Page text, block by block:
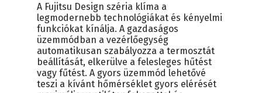
A Fujitsu Design széria klíma a
legmodernebb technológiákat és kényelmi
funkciókat kínálja. A gazdaságos
üzemmódban a vezérlőegység
automatikusan szabályozza a termosztát
beállítását, elkerülve a felesleges hűtést
vagy fűtést. A gyors üzemmód lehetővé
teszi a kívánt hőmérséklet gyors elérését